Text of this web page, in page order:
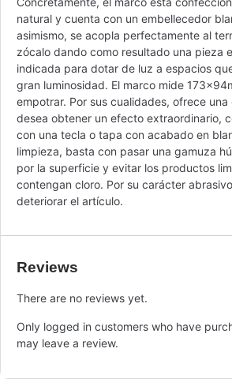
natural y cuenta con un embellecedor
asimismo, se acopla perfectamente al
zócalo dando como resultado una pieza
indicada para dotar de luz a espacios
gran luminosidad. El marco mide
empotrar. Por sus cualidades, ofrece
desea obtener un efecto extraordinario,
con una tecla o tapa con acabado en
limpieza, basta con pasar una gamuza
por la superficie y evitar los productos
contengan cloro. Por su carácter
deteriorar el artículo.
Reviews
There are no reviews yet.
Only logged in customers who have
may leave a review.